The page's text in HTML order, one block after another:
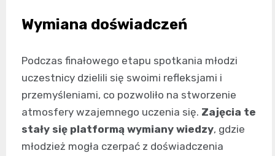
Wymiana doświadczeń
Podczas finałowego etapu spotkania młodzi
uczestnicy dzielili się swoimi refleksjami i
przemyśleniami, co pozwoliło na stworzenie
atmosfery wzajemnego uczenia się. Zajęcia te
stały się platformą wymiany wiedzy, gdzie
młodzież mogła czerpać z doświadczenia